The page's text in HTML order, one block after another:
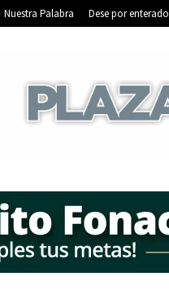
Nuestra Palabra Dese por enterado